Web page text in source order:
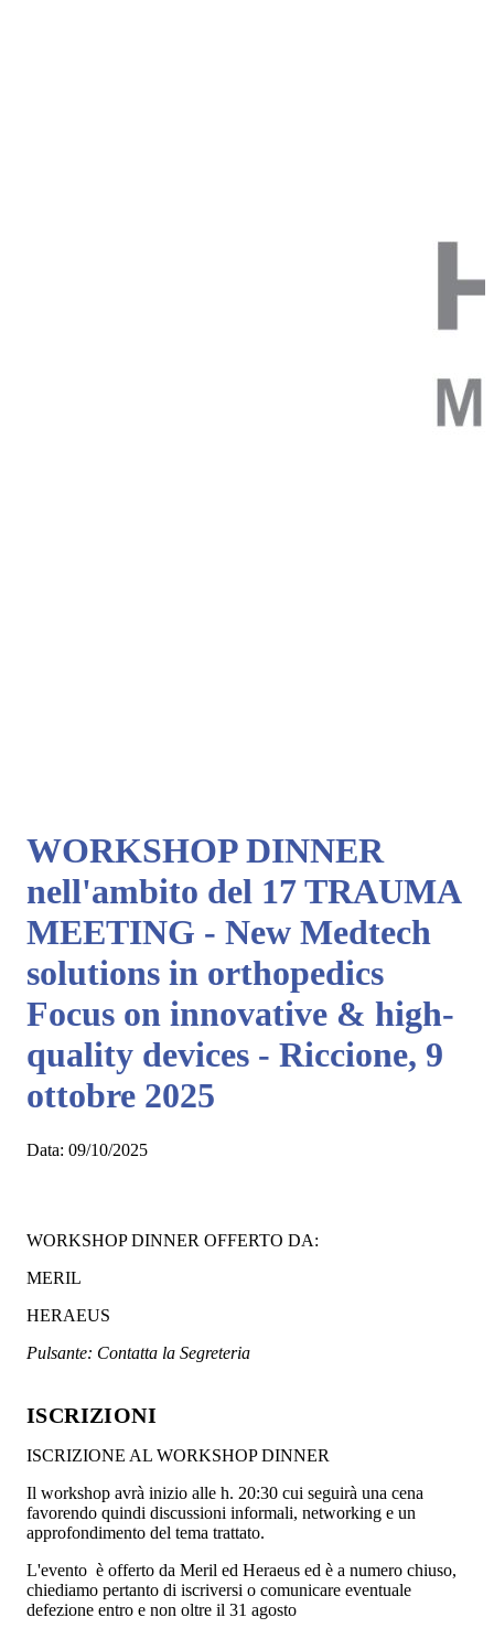
WORKSHOP DINNER
nell'ambito del 17 TRAUMA
MEETING - New Medtech
solutions in orthopedics
Focus on innovative & high-
quality devices - Riccione, 9
ottobre 2025
Data: 09/10/2025
WORKSHOP DINNER OFFERTO DA:
MERIL
HERAEUS
Pulsante: Contatta la Segreteria
ISCRIZIONI
ISCRIZIONE AL WORKSHOP DINNER
Il workshop avrà inizio alle h. 20:30 cui seguirà una cena
favorendo quindi discussioni informali, networking e un
approfondimento del tema trattato.
L'evento è offerto da Meril ed Heraeus ed è a numero chiuso,
chiediamo pertanto di iscriversi o comunicare eventuale
defezione entro e non oltre il 31 agosto